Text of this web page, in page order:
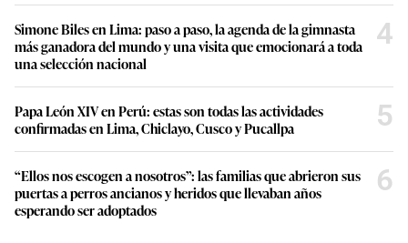
Simone Biles en Lima: paso a paso, la agenda de la gimnasta
más ganadora del mundo y una visita que emocionará a toda
una selección nacional
4
Papa León XIV en Perú: estas son todas las actividades
confirmadas en Lima, Chiclayo, Cusco y Pucallpa
5
“Ellos nos escogen a nosotros”: las familias que abrieron sus
puertas a perros ancianos y heridos que llevaban años
esperando ser adoptados
6